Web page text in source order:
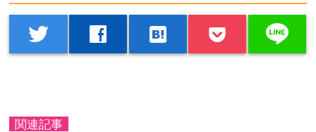
twitter facebook hatenabookmark line
関連記事